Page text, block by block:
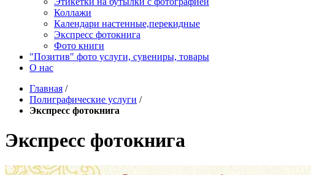
Коллажи
Календари настенные,перекидные
Экспресс фотокнига
Фото книги
"Позитив" фото услуги, сувениры, товары
О нас
Главная /
Полиграфические услуги /
Экспресс фотокнига
Экспресс фотокнига